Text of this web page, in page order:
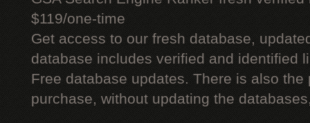
$119/one-time
Get access to our fresh database,
database includes verified and identified
Free database updates. There is also
purchase, without updating the